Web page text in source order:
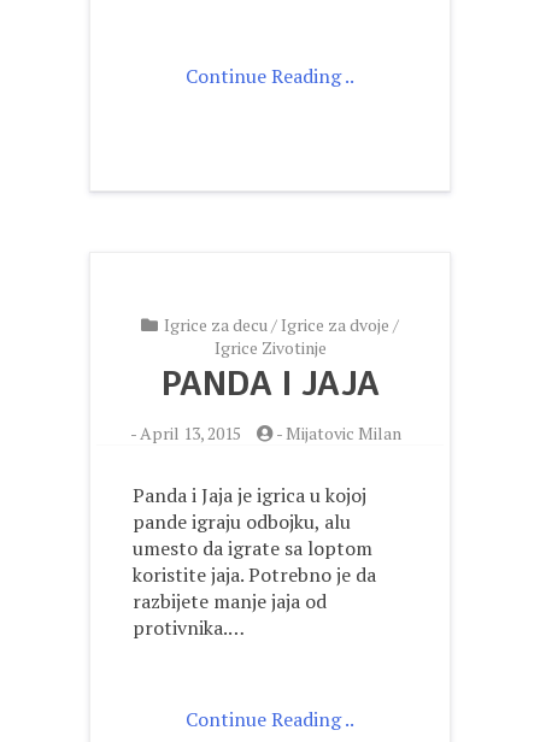
Continue Reading ..
Igrice za decu/ Igrice za dvoje /
Igrice Zivotinje
PANDA I JAJA
-April 13, 2015 - Mijatovic Milan
Panda i Jaja je igrica u kojoj
pande igraju odbojku, alu
umesto da igrate sa loptom
koristite jaja. Potrebno je da
razbijete manje jaja od
protivnika.…
Continue Reading ..